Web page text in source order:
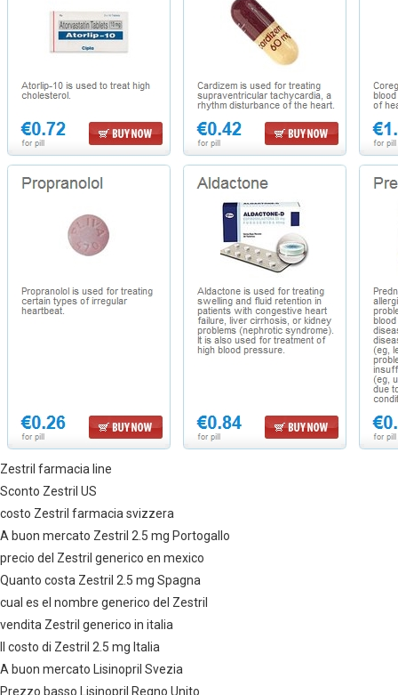
Zestril farmacia line
Sconto Zestril US
costo Zestril farmacia svizzera
A buon mercato Zestril 2.5 mg Portogallo
precio del Zestril generico en mexico
Quanto costa Zestril 2.5 mg Spagna
cual es el nombre generico del Zestril
vendita Zestril generico in italia
Il costo di Zestril 2.5 mg Italia
A buon mercato Lisinopril Svezia
Prezzo basso Lisinopril Regno Unito